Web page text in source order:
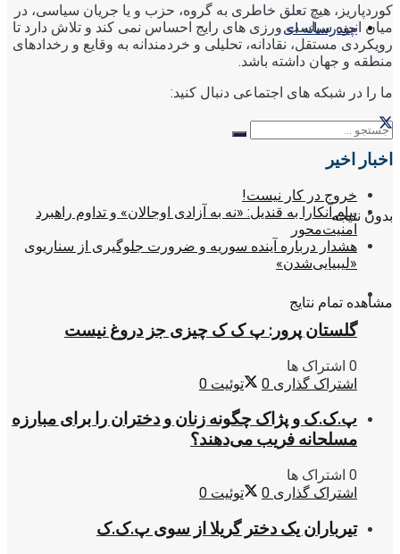
چندرسانه ای
بدون نتیجه
مشاهده تمام نتایج
کوردپاریز، هیچ تعلق خاطری به گروه، حزب و یا جریان سیاسی، در
میان انبوه سیاست ورزی های رایج احساس نمی کند و تلاش دارد تا
رویکردی مستقل، نقادانه، تحلیلی و خردمندانه به وقایع و رخدادهای
منطقه و جهان داشته باشد.
ما را در شبکه های اجتماعی دنبال کنید:
اخبار اخیر
خروج در کار نیست!
پیام آنکارا به قندیل: «نه به آزادی اوجالان» و تداوم راهبرد
امنیت‌محور
هشدار درباره آینده سوریه و ضرورت جلوگیری از سناریوی
«لیبیایی‌شدن»
گلستان پرور: پ ک ک چیزی جز دروغ نیست
0 اشتراک ها
اشتراک گذاری 0 توئیت 0
پ.ک.ک و پژاک چگونه زنان و دختران را برای مبارزه
مسلحانه فریب می‌دهند؟
0 اشتراک ها
اشتراک گذاری 0 توئیت 0
تیرباران یک دختر گریلا از سوی پ.ک.ک